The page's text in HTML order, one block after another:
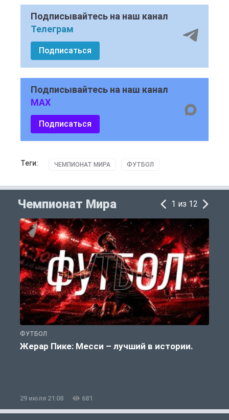
Подписывайтесь на наш канал
Телеграм
Подписаться
Подписывайтесь на наш канал
MAX
Подписаться
Теги: ЧЕМПИОНАТ МИРА ФУТБОЛ
Чемпионат Мира 1 из 12
ФУТБОЛ
Жерар Пике: Месси – лучший в истории.
29 июля 21:08 681